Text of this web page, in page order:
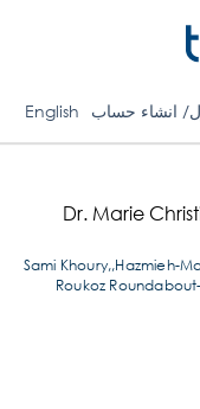
انشاء حساب English
Dr. Marie
Sami Khoury,,Hazmieh-
Roukoz